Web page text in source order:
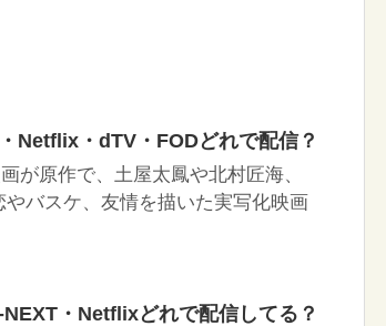
Netflix・dTV・FODどれで配信？
が原作で、土屋太鳳や北村匠海、
バスケ、友情を描いた実写化映画
・Netflixどれで配信してる？